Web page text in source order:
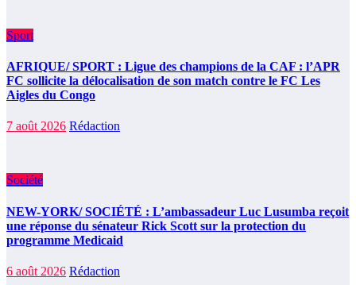
Sport
AFRIQUE/ SPORT : Ligue des champions de la CAF : l’APR
FC sollicite la délocalisation de son match contre le FC Les
Aigles du Congo
7 août 2026 Rédaction
Société
NEW-YORK/ SOCIÉTÉ : L’ambassadeur Luc Lusumba reçoit
une réponse du sénateur Rick Scott sur la protection du
programme Medicaid
6 août 2026 Rédaction